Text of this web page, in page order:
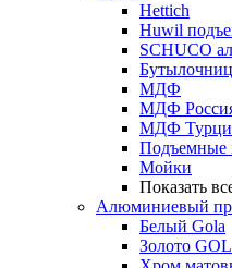
Hettich
Huwil
SCHUCO
МДФ
МДФ
МДФ
Подъемные
Мойки
Показать
Алюминиевый
Белый Gola
Золото